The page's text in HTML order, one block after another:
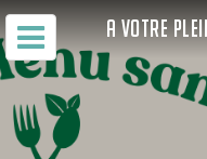
A VOTRE